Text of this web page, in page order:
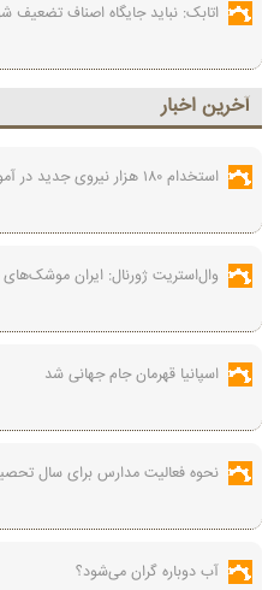
اتابک: نباید جایگاه اصناف تضعیف
آخرين اخبار
استخدام ۱۸۰ هزار نیروی جدید در آموزش‌ و پرورش
وال‌استریت ژورنال: ایران موشک‌های
اسپانیا قهرمان جام جهانی شد
نحوه فعالیت مدارس برای سال
آب دوباره گران می‌شود؟